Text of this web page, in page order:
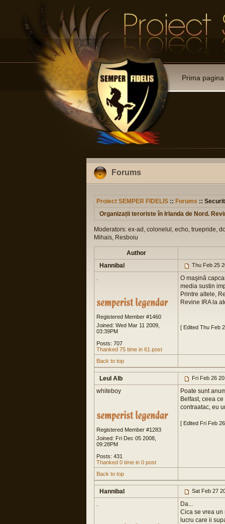
Prima pagina
Forums
Proiect SEMPER FIDELIS :: Forums ::
Organizații teroriste în Irlanda de Nord.
Moderators: ex-ad, colonelul, echo, truepride,
Mihais, Resboiu
Author
Hannibal
Thu Feb 25
.
Registered Member #1460
Joined: Wed Mar 11 2009,
03:39PM
Posts: 707
Thanked 75 time in 61 post
O maşină
media sustin
Printre altele,
Revine IRA la
[ Edited Thu Feb
Back to top
Leul Alb Fri Feb 26
whiteboy
Registered Member #1283
Joined: Fri Dec 05 2008,
09:28PM
Posts: 431
Thanked 0 time in 0 post
Poate sunt
Belfast, ceea
contraatac, eu
[ Edited Fri Feb
Back to top
Hannibal Sat Feb 27
.
Da...
Cica se vrea un
lucru care ii